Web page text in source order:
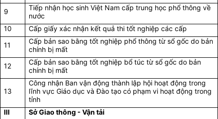
9
Tiếp nhận học sinh Việt Nam cấp trung học phổ thông về
nước
10
Cấp giấy xác nhận kết quả thi tốt nghiệp các cấp
11
Cấp bản sao bằng tốt nghiệp phổ thông từ sổ gốc do bản
chính bị mất
12
Cấp bản sao bằng tốt nghiệp bổ túc từ sổ gốc do bản
chính bị mất
13
Công nhận Ban vận động thành lập hội hoạt động trong
lĩnh vực Giáo dục và Đào tạo có phạm vi hoạt động trong
tỉnh
III
Sở Giao thông - Vận tải